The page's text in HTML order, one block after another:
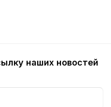
наших новостей